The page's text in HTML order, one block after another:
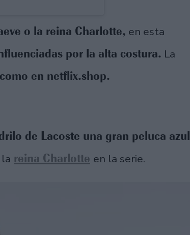
o la reina Charlotte, en esta
por la alta costura. La
en netflix.shop.
de Lacoste una gran peluca azul
reina Charlotte en la serie.